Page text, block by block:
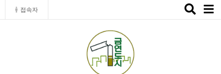
접속자
Toggle